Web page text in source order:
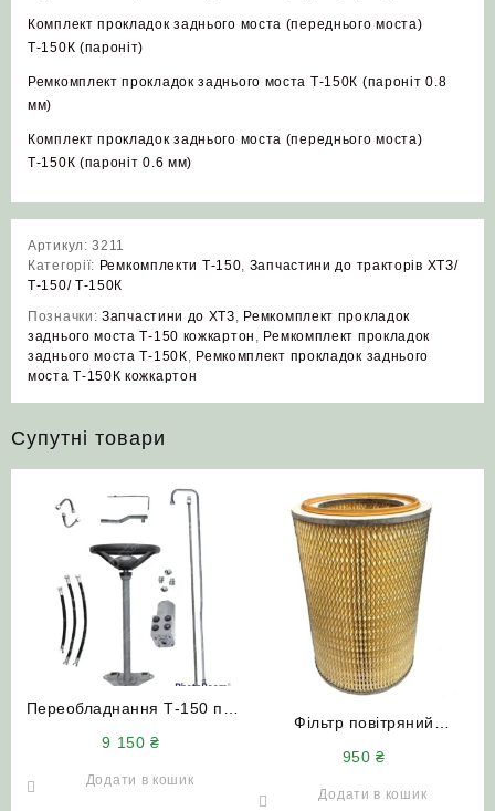
Комплект прокладок заднього моста (переднього моста)
Т-150К (пароніт)
Ремкомплект прокладок заднього моста Т-150К (пароніт 0.8
мм)
Комплект прокладок заднього моста (переднього моста)
Т-150К (пароніт 0.6 мм)
Артикул:3211
Категорії: Ремкомплекти Т-150, Запчастини до тракторів ХТЗ/
Т-150/ Т-150К
Позначки: Запчастини до ХТЗ, Ремкомплект прокладок
заднього моста Т-150 кожкартон , Ремкомплект прокладок
заднього моста Т-150К, Ремкомплект прокладок заднього
моста Т-150К кожкартон
Супутні товари
Переобладнання Т-150 під
9 150₴
Додати в кошик
Фільтр повітряний
(комплект) до комбайнів
950₴
Додати в кошик